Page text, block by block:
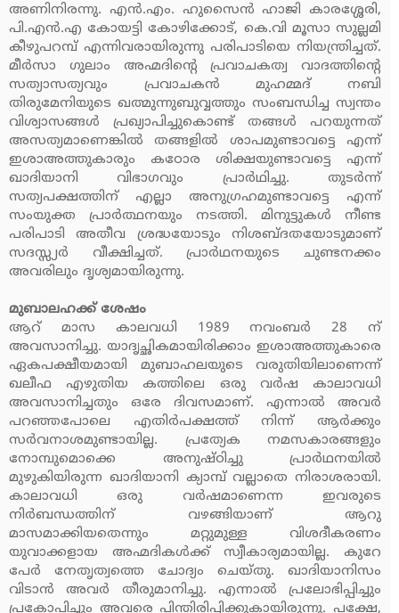
അണിനിരന്നു. എന്‍.എം. ഹുസൈന്‍ ഹാജി കാരശ്ശേരി,
പി.എന്‍.എ കോയട്ടി കോഴിക്കോട്, കെ.വി മൂസാ സുല്ലമി
കീഴുപറമ്പ് എന്നിവരായിരുന്നു പരിപാടിയെ നിയന്ത്രിച്ചത്.
മീര്‍സാ ഗുലാം അഹ്മദിന്റെ പ്രവാചകത്വ വാദത്തിന്റെ
സത്യാസത്യവും പ്രവാചകന്‍ മുഹമ്മദ് നബി
തിരുമേനിയുടെ ഖത്മുന്നുബുവ്വത്തും സംബന്ധിച്ച സ്വന്തം
വിശ്വാസങ്ങള്‍ പ്രഖ്യാപിച്ചുകൊണ്ട് തങ്ങള്‍ പറയുന്നത്
അസത്യമാണെങ്കില്‍ തങ്ങളില്‍ ശാപമുണ്ടാവട്ടെ എന്ന്
ഇശാഅത്തുകാരും കഠോര ശിക്ഷയുണ്ടാവട്ടെ എന്ന്
ഖാദിയാനി വിഭാഗവും പ്രാര്‍ഥിച്ചു. തുടര്‍ന്ന്
സത്യപക്ഷത്തിന് എല്ലാ അനുഗ്രഹമുണ്ടാവട്ടെ എന്ന്
സംയുക്ത പ്രാര്‍ത്ഥനയും നടത്തി. മിനുട്ടുകള്‍ നീണ്ട
പരിപാടി അതീവ ശ്രദ്ധയോടും നിശബ്ദതയോടുമാണ്
സദസ്സ്യര്‍ വീക്ഷിച്ചത്. പ്രാര്‍ഥനയുടെ ചുണ്ടനക്കം
അവരിലും ദൃശ്യമായിരുന്നു.
മുബാലഹക്ക് ശേഷം
ആറ് മാസ കാലവധി 1989 നവംബര്‍ 28 ന്
അവസാനിച്ചു. യാദൃച്ഛികമായിരിക്കാം ഇശാഅത്തുകാരെ
ഏകപക്ഷീയമായി മുബാഹലയുടെ വരുതിയിലാണെന്ന്
ഖലീഫ എഴുതിയ കത്തിലെ ഒരു വര്‍ഷ കാലാവധി
അവസാനിച്ചതും ഒരേ ദിവസമാണ്. എന്നാല്‍ അവര്‍
പറഞ്ഞപോലെ എതിര്‍പക്ഷത്ത് നിന്ന് ആര്‍ക്കും
സര്‍വനാശമുണ്ടായില്ല. പ്രത്യേക നമസകാരങ്ങളും
നോമ്പുമൊക്കെ അനുഷ്ഠിച്ചു പ്രാര്‍ഥനയില്‍
മുഴുകിയിരുന്ന ഖാദിയാനി ക്യാമ്പ് വല്ലാതെ നിരാശരായി.
കാലാവധി ഒരു വര്‍ഷമാണെന്ന ഇവരുടെ
നിര്‍ബന്ധത്തിന് വഴങ്ങിയാണ് ആറു
മാസമാക്കിയതെന്നും മറ്റുമുള്ള വിശദീകരണം
യുവാക്കളായ അഹ്മദികള്‍ക്ക് സ്വീകാര്യമായില്ല. കുറേ
പേര്‍ നേതൃത്വത്തെ ചോദ്യം ചെയ്തു. ഖാദിയാനിസം
വിടാന്‍ അവര്‍ തീരുമാനിച്ചു. എന്നാല്‍ പ്രലോഭിപ്പിച്ചും
പ്രകോപിച്ചും അവരെ പിന്തിരിപ്പിക്കുകായിരുന്നു. പക്ഷേ,